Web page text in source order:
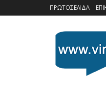
ΠΡΩΤΟΣΕΛΙΔΑ